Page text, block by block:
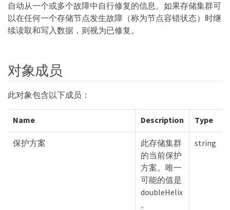
自动从一个或多个故障中自行修复的信息。如果存储集群可
以在任何一个存储节点发生故障（称为节点容错状态）时继
续读取和写入数据，则视为已修复。
对象成员
此对象包含以下成员：
Name Description Type
保护方案
此存储集群
的当前保护
方案。唯一
可能的值是
doubleHelix
。
string